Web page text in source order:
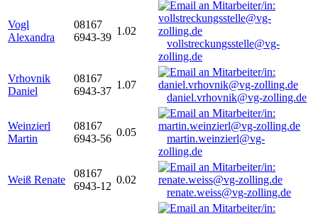
Vogl
Alexandra
08167
6943-39
1.02
vollstreckungsstelle@vg-
zolling.de
Vrhovnik
Daniel
08167
6943-37
1.07
daniel.vrhovnik@vg-zolling.de
Weinzierl
Martin
08167
6943-56
0.05
martin.weinzierl@vg-
zolling.de
Weiß Renate
08167
6943-12
0.02
renate.weiss@vg-zolling.de